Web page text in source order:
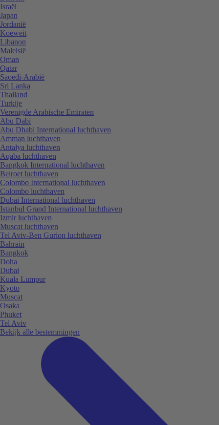
Israël
Japan
Jordanië
Koeweit
Libanon
Maleisië
Oman
Qatar
Saoedi-Arabië
Sri Lanka
Thailand
Turkije
Verenigde Arabische Emiraten
Abu Dabi
Abu Dhabi International luchthaven
Amman luchthaven
Antalya luchthaven
Aqaba luchthaven
Bangkok International luchthaven
Beiroet luchthaven
Colombo International luchthaven
Colombo luchthaven
Dubai International luchthaven
Istanbul Grand International luchthaven
Izmir luchthaven
Muscat luchthaven
Tel Aviv-Ben Gurion luchthaven
Bahrain
Bangkok
Doha
Dubai
Kuala Lumpur
Kyoto
Muscat
Osaka
Phuket
Tel Aviv
Bekijk alle bestemmingen